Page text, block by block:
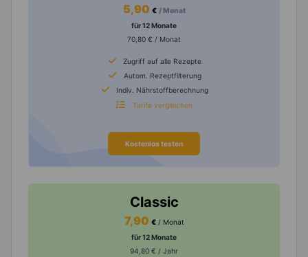
5,90 € / Monat
für 12 Monate
70,80 € / Monat
Zugriff auf alle Rezepte
Autom. Rezeptfilterung
Indiv. Nährstoffberechnung
Tarife vergleichen
Kostenlos testen
Classic
7,90 € / Monat
für 12 Monate
94,80 € / Jahr